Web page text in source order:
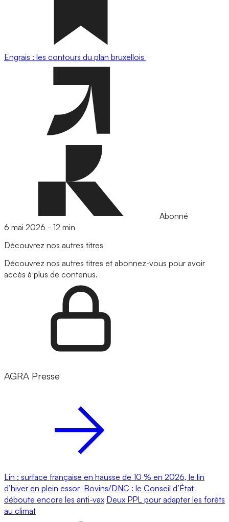
Engrais : les contours du plan bruxellois
Abonné
6 mai 2026 - 12 min
Découvrez nos autres titres
Découvrez nos autres titres et abonnez-vous pour avoir
accès à plus de contenus.
AGRA Presse
Lin : surface française en hausse de 10 % en 2026, le lin
d’hiver en plein essor Bovins/DNC : le Conseil d’État
déboute encore les anti-vax Deux PPL pour adapter les forêts
au climat